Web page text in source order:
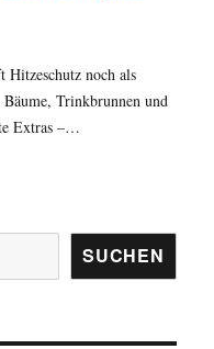
Hitzeschutz noch als
Trinkbrunnen und
Extras –…
SUCHEN